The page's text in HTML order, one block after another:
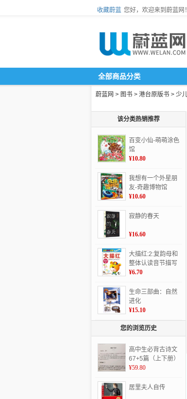
收藏蔚蓝 您好，欢迎来到蔚蓝网！
全部商品分类
蔚蓝网 > 图书 > 港台原版书 > 少
该分类热销推荐
百变小仙-萌萌涂色
馆
¥10.80
我想有一个外星朋
友-奇趣博物馆
¥10.60
寂静的春天
¥16.60
大描红:2:复韵母和
整体认读音节描写
练习:拼音
¥6.70
生命三部曲：自然
进化
¥15.10
您的浏览历史
高中生必背古诗文
67+5篇（上下册）
（高中生必备 根据
文教材、《普通高
¥59.80
居里夫人自传